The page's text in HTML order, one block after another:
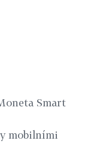
Smart
mobilními